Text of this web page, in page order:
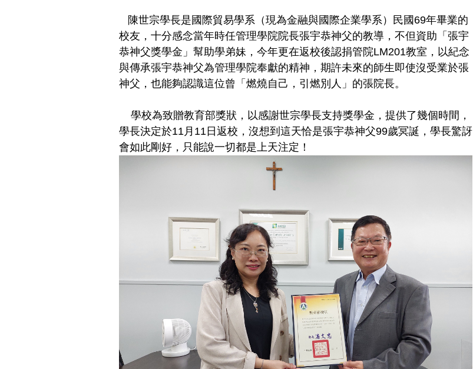
陳世宗學長是國際貿易學系（現為金融與國際企業學系）民國69年畢業的
校友，十分感念當年時任管理學院院長張宇恭神父的教導，不但資助「張宇
恭神父獎學金」幫助學弟妹，今年更在返校後認捐管院LM201教室，以紀念
與傳承張宇恭神父為管理學院奉獻的精神，期許未來的師生即使沒受業於張
神父，也能夠認識這位曾「燃燒自己，引燃別人」的張院長。
學校為致贈教育部獎狀，以感謝世宗學長支持獎學金，提供了幾個時間，
學長決定於11月11日返校，沒想到這天恰是張宇恭神父99歲冥誕，學長驚訝
會如此剛好，只能說一切都是上天注定！